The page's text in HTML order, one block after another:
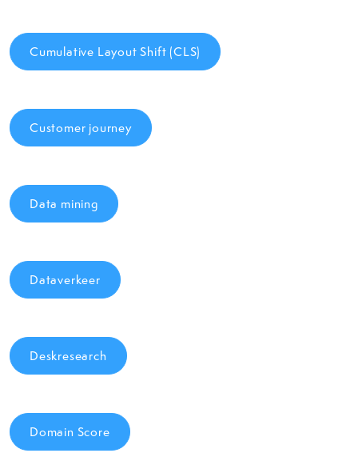
Cumulative Layout Shift (CLS)
Customer journey
Data mining
Dataverkeer
Deskresearch
Domain Score